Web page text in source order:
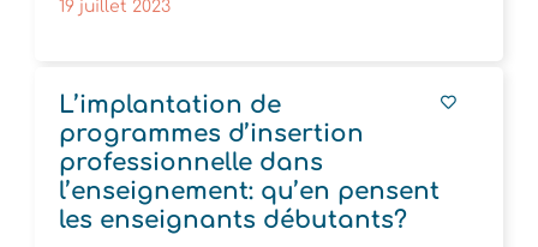
19 juillet 2023
L’implantation de
programmes d’insertion
professionnelle dans
l’enseignement: qu’en pensent
les enseignants débutants?